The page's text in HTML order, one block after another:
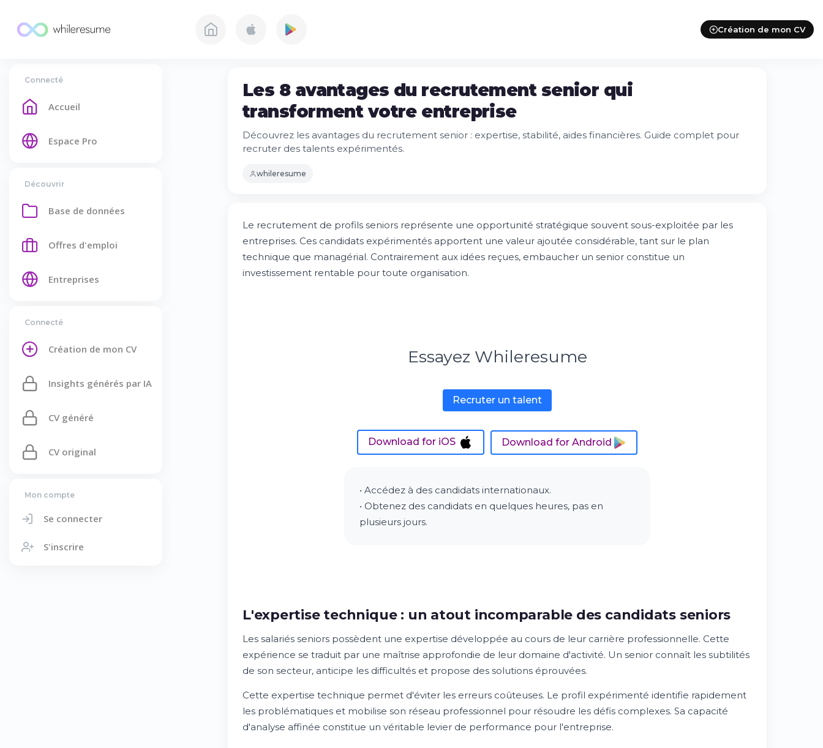
Création de mon CV
Connecté
Accueil
Espace Pro
Découvrir
Base de données
Offres d'emploi
Entreprises
Connecté
Création de mon CV
Insights générés par IA
CV généré
CV original
Mon compte
Se connecter
S'inscrire
Les 8 avantages du recrutement senior qui
transforment votre entreprise
Découvrez les avantages du recrutement senior : expertise, stabilité, aides financières. Guide complet pour
recruter des talents expérimentés.
whileresume
Le recrutement de profils seniors représente une opportunité stratégique souvent sous-exploitée par les
entreprises. Ces candidats expérimentés apportent une valeur ajoutée considérable, tant sur le plan
technique que managérial. Contrairement aux idées reçues, embaucher un senior constitue un
investissement rentable pour toute organisation.
Essayez Whileresume
Recruter un talent
Download for iOS Download for Android
• Accédez à des candidats internationaux.
• Obtenez des candidats en quelques heures, pas en
plusieurs jours.
L'expertise technique : un atout incomparable des candidats seniors
Les salariés seniors possèdent une expertise développée au cours de leur carrière professionnelle. Cette
expérience se traduit par une maîtrise approfondie de leur domaine d'activité. Un senior connaît les subtilités
de son secteur, anticipe les difficultés et propose des solutions éprouvées.
Cette expertise technique permet d'éviter les erreurs coûteuses. Le profil expérimenté identifie rapidement
les problématiques et mobilise son réseau professionnel pour résoudre les défis complexes. Sa capacité
d'analyse affinée constitue un véritable levier de performance pour l'entreprise.